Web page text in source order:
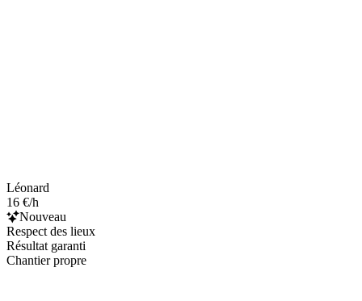
Léonard
16 €/h
Nouveau
Respect des lieux
Résultat garanti
Chantier propre